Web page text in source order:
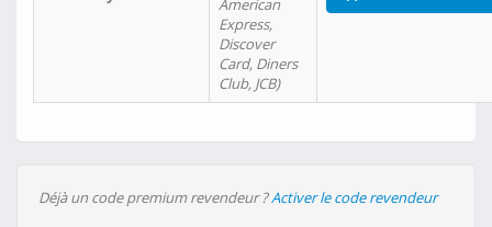
American
Express,
Discover
Card, Diners
Club, JCB)
Déjà un code premium revendeur ?Activer le code revendeur